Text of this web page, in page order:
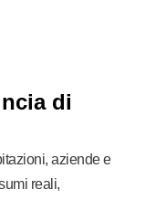
di
aziende e
reali,